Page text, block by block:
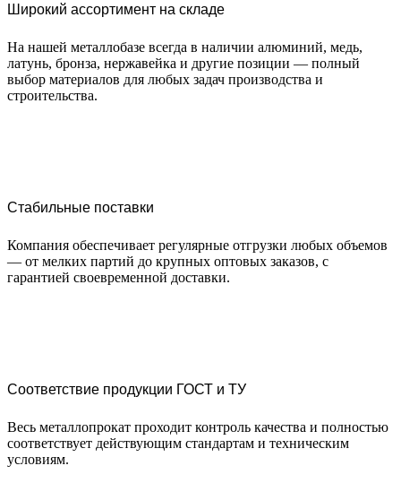
Широкий ассортимент на складе
На нашей металлобазе всегда в наличии алюминий, медь,
латунь, бронза, нержавейка и другие позиции — полный
выбор материалов для любых задач производства и
строительства.
Стабильные поставки
Компания обеспечивает регулярные отгрузки любых объемов
— от мелких партий до крупных оптовых заказов, с
гарантией своевременной доставки.
Соответствие продукции ГОСТ и ТУ
Весь металлопрокат проходит контроль качества и полностью
соответствует действующим стандартам и техническим
условиям.